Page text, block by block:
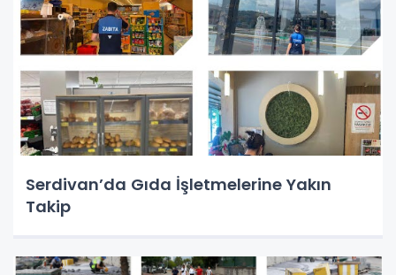
Serdivan’da Gıda İşletmelerine Yakın
Takip